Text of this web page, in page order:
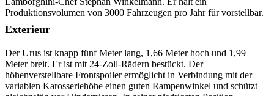
Produktionsvolumen von 3000 Fahrzeugen pro Jahr für vorstellbar.
Exterieur
Der Urus ist knapp fünf Meter lang, 1,66 Meter hoch und 1,99
Meter breit. Er ist mit 24-Zoll-Rädern bestückt. Der
höhenverstellbare Frontspoiler ermöglicht in Verbindung mit der
variablen Karosseriehöhe einen guten Rampenwinkel und schützt